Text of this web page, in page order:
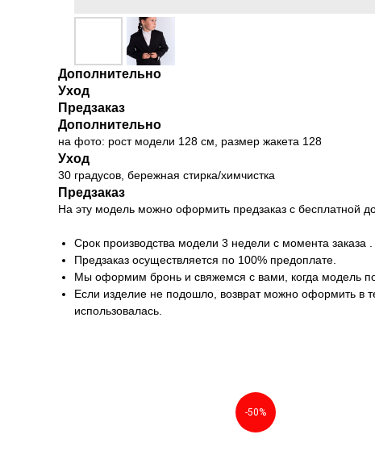
Дополнительно
Уход
Предзаказ
Дополнительно
на фото: рост модели 128 см, размер жакета 128
Уход
30 градусов, бережная стирка/химчистка
Предзаказ
На эту модель можно оформить предзаказ с бесплатной
Срок производства модели 3 недели с момента заказа .
Предзаказ осуществляется по 100% предоплате.
Мы оформим бронь и свяжемся с вами, когда модель
Если изделие не подошло, возврат можно оформить в
использовалась.
-50%